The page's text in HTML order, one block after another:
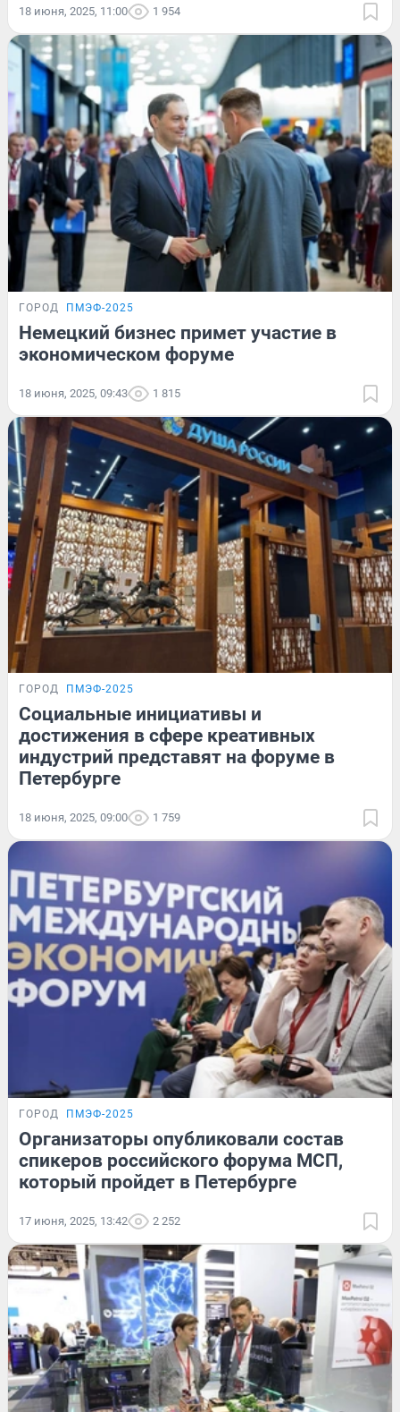
18 июня, 2025, 11:00 1 954
ГОРОД ПМЭФ-2025
Немецкий бизнес примет участие в
экономическом форуме
18 июня, 2025, 09:43 1 815
ГОРОД ПМЭФ-2025
Социальные инициативы и
достижения в сфере креативных
индустрий представят на форуме в
Петербурге
18 июня, 2025, 09:00 1 759
ГОРОД ПМЭФ-2025
Организаторы опубликовали состав
спикеров российского форума МСП,
который пройдет в Петербурге
17 июня, 2025, 13:42 2 252